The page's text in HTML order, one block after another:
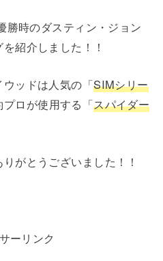
勝時のダスティン・ジョン
紹介しました！！
ウッドは人気の「SIMシリー
プロが使用する「スパイダー
がとうございました！！
ーリンク